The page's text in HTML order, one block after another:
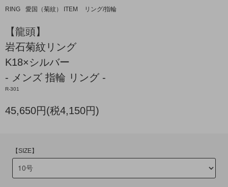
RING 愛国（菊紋） ITEM リング/指輪
【龍頭】
岩石菊紋リング
K18×シルバー
- メンズ 指輪 リング -
R-301
45,650円(税4,150円)
【SIZE】